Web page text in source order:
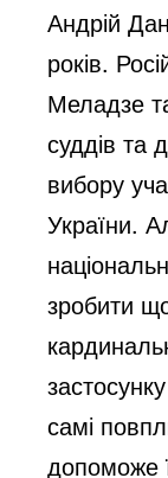
Андрій
років.
Меладзе
суддів та
вибору
України.
зробити
самі
допоможе